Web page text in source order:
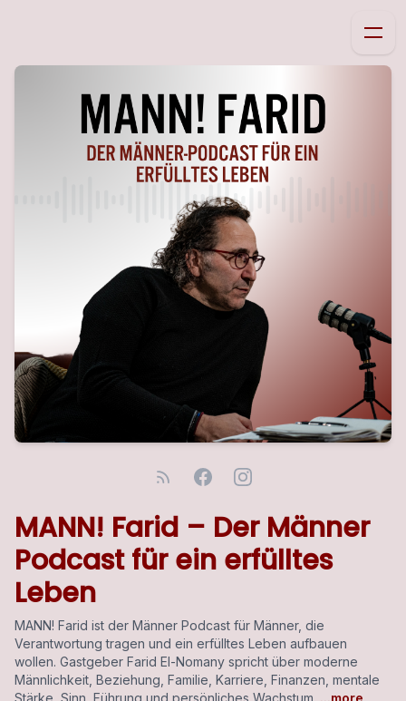
MANN! Farid – Der Männer
Podcast für ein erfülltes
Leben
MANN! Farid ist der Männer Podcast für Männer, die
Verantwortung tragen und ein erfülltes Leben aufbauen
wollen. Gastgeber Farid El-Nomany spricht über moderne
Männlichkeit, Beziehung, Familie, Karriere, Finanzen, mentale
Stärke, Sinn, Führung und persönliches Wachstum. ...more